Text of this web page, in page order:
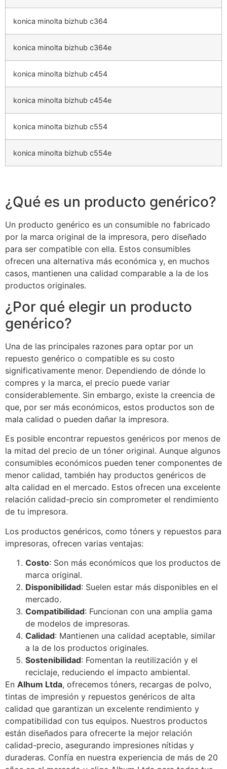
konica minolta bizhub c364
konica minolta bizhub c364e
konica minolta bizhub c454
konica minolta bizhub c454e
konica minolta bizhub c554
konica minolta bizhub c554e
¿Qué es un producto genérico?
Un producto genérico es un consumible no fabricado
por la marca original de la impresora, pero diseñado
para ser compatible con ella. Estos consumibles
ofrecen una alternativa más económica y, en muchos
casos, mantienen una calidad comparable a la de los
productos originales.
¿Por qué elegir un producto
genérico?
Una de las principales razones para optar por un
repuesto genérico o compatible es su costo
significativamente menor. Dependiendo de dónde lo
compres y la marca, el precio puede variar
considerablemente. Sin embargo, existe la creencia de
que, por ser más económicos, estos productos son de
mala calidad o pueden dañar la impresora.
Es posible encontrar repuestos genéricos por menos de
la mitad del precio de un tóner original. Aunque algunos
consumibles económicos pueden tener componentes de
menor calidad, también hay productos genéricos de
alta calidad en el mercado. Estos ofrecen una excelente
relación calidad-precio sin comprometer el rendimiento
de tu impresora.
Los productos genéricos, como tóners y repuestos para
impresoras, ofrecen varias ventajas:
Costo: Son más económicos que los productos de
marca original.
Disponibilidad: Suelen estar más disponibles en el
mercado.
Compatibilidad: Funcionan con una amplia gama
de modelos de impresoras.
Calidad: Mantienen una calidad aceptable, similar
a la de los productos originales.
Sostenibilidad: Fomentan la reutilización y el
reciclaje, reduciendo el impacto ambiental.
En Alhum Ltda, ofrecemos tóners, recargas de polvo,
tintas de impresión y repuestos genéricos de alta
calidad que garantizan un excelente rendimiento y
compatibilidad con tus equipos. Nuestros productos
están diseñados para ofrecerte la mejor relación
calidad-precio, asegurando impresiones nítidas y
duraderas. Confía en nuestra experiencia de más de 20